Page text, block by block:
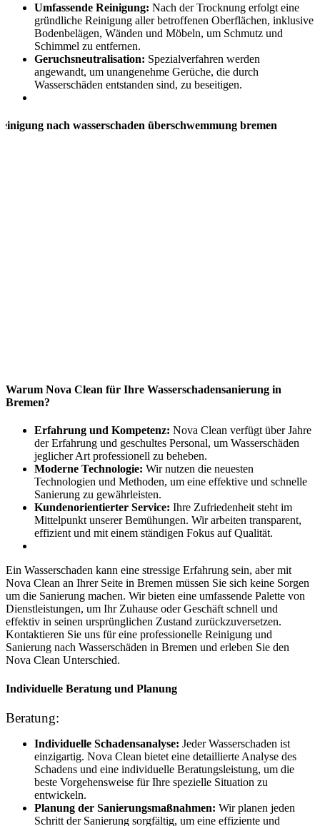
Umfassende Reinigung: Nach der Trocknung erfolgt eine
gründliche Reinigung aller betroffenen Oberflächen, inklusive
Bodenbelägen, Wänden und Möbeln, um Schmutz und
Schimmel zu entfernen.
Geruchsneutralisation: Spezialverfahren werden
angewandt, um unangenehme Gerüche, die durch
Wasserschäden entstanden sind, zu beseitigen.
Warum Nova Clean für Ihre Wasserschadensanierung in
Bremen?
Erfahrung und Kompetenz: Nova Clean verfügt über Jahre
der Erfahrung und geschultes Personal, um Wasserschäden
jeglicher Art professionell zu beheben.
Moderne Technologie: Wir nutzen die neuesten
Technologien und Methoden, um eine effektive und schnelle
Sanierung zu gewährleisten.
Kundenorientierter Service: Ihre Zufriedenheit steht im
Mittelpunkt unserer Bemühungen. Wir arbeiten transparent,
effizient und mit einem ständigen Fokus auf Qualität.
Ein Wasserschaden kann eine stressige Erfahrung sein, aber mit
Nova Clean an Ihrer Seite in Bremen müssen Sie sich keine Sorgen
um die Sanierung machen. Wir bieten eine umfassende Palette von
Dienstleistungen, um Ihr Zuhause oder Geschäft schnell und
effektiv in seinen ursprünglichen Zustand zurückzuversetzen.
Kontaktieren Sie uns für eine professionelle Reinigung und
Sanierung nach Wasserschäden in Bremen und erleben Sie den
Nova Clean Unterschied.
Individuelle Beratung und Planung
Beratung:
Individuelle Schadensanalyse: Jeder Wasserschaden ist
einzigartig. Nova Clean bietet eine detaillierte Analyse des
Schadens und eine individuelle Beratungsleistung, um die
beste Vorgehensweise für Ihre spezielle Situation zu
entwickeln.
Planung der Sanierungsmaßnahmen: Wir planen jeden
Schritt der Sanierung sorgfältig, um eine effiziente und